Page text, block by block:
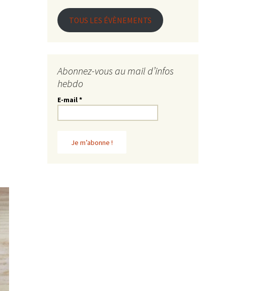
TOUS LES ÉVÈNEMENTS
Abonnez-vous au mail d’infos
hebdo
E-mail*